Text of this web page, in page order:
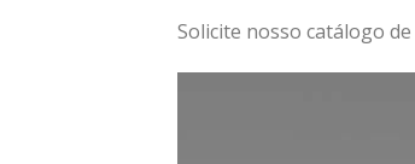
Solicite nosso catálogo de